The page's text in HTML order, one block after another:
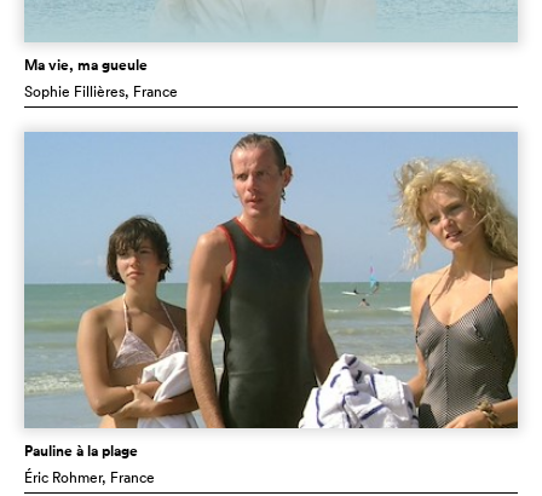
Ma vie, ma gueule
Sophie Fillières, France
Pauline à la plage
Éric Rohmer, France